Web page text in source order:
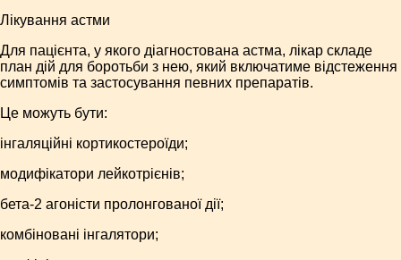
Лікування астми
Для пацієнта, у якого діагностована астма, лікар складе
план дій для боротьби з нею, який включатиме відстеження
симптомів та застосування певних препаратів.
Це можуть бути:
інгаляційні кортикостероїди;
модифікатори лейкотрієнів;
бета-2 агоністи пролонгованої дії;
комбіновані інгалятори;